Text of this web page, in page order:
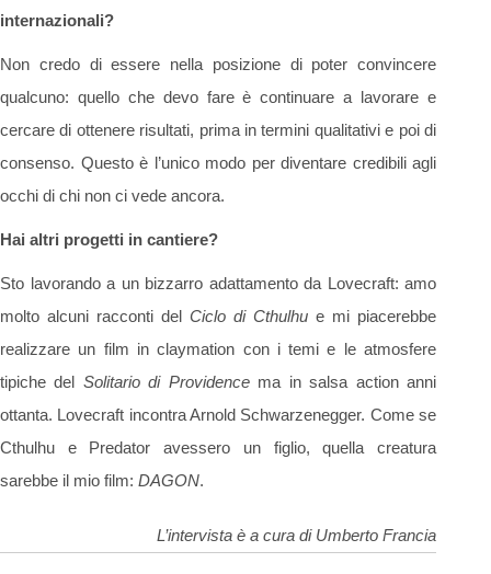
internazionali?
Non credo di essere nella posizione di poter convincere
qualcuno: quello che devo fare è continuare a lavorare e
cercare di ottenere risultati, prima in termini qualitativi e poi di
consenso. Questo è l’unico modo per diventare credibili agli
occhi di chi non ci vede ancora.
Hai altri progetti in cantiere?
Sto lavorando a un bizzarro adattamento da Lovecraft: amo
molto alcuni racconti del Ciclo di Cthulhu e mi piacerebbe
realizzare un film in claymation con i temi e le atmosfere
tipiche del Solitario di Providencema in salsa action anni
ottanta. Lovecraft incontra Arnold Schwarzenegger. Come se
Cthulhu e Predator avessero un figlio, quella creatura
sarebbe il mio film: DAGON.
L’intervista è a cura di Umberto Francia